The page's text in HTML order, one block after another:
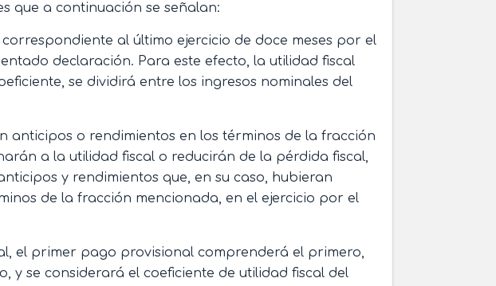
que a continuación se señalan:
al último ejercicio de doce meses por el
declaración. Para este efecto, la utilidad fiscal
se dividirá entre los ingresos nominales del
anticipos o rendimientos en los términos de la fracción
a la utilidad fiscal o reducirán de la pérdida fiscal,
y rendimientos que, en su caso, hubieran
de la fracción mencionada, en el ejercicio por el
el primer pago provisional comprenderá el primero,
y se considerará el coeficiente de utilidad fiscal del